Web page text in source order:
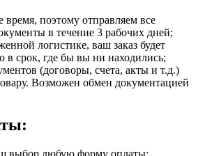
поэтому отправляем все
в течение 3 рабочих дней;
логистике, ваш заказ будет
в срок, где бы вы ни находились;
(договоры, счета, акты и т.д.)
Возможен обмен документацией